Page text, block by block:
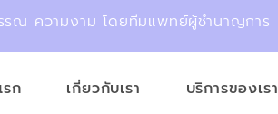
ณ ความงาม โดยทีมแพทย์ผู้ชำนาญการ
ก เกี่ยวกับเรา บริการของเรา